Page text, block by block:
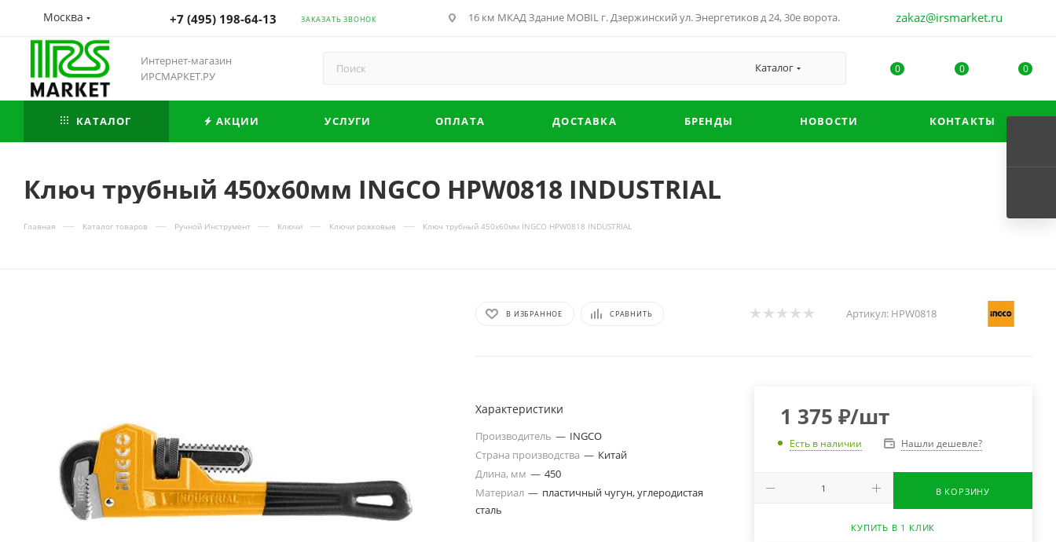
Москва +7 (495) 198-64-13 ЗАКАЗАТЬ ЗВОНОК 16 км МКАД Здание MOBIL г. Дзержинский ул. Энергетиков д 24, 30е ворота. zakaz@irsmarket.ru
Интернет-магазин
ИРСМАРКЕТ.РУ
Каталог 0 0 0
КАТАЛОГ АКЦИИ УСЛУГИ ОПЛАТА ДОСТАВКА БРЕНДЫ НОВОСТИ КОНТАКТЫ
Ключ трубный 450х60мм INGCO HPW0818 INDUSTRIAL
Главная — Каталог товаров — Ручной Инструмент — Ключи — Ключи рожковые — Ключ трубный 450х60мм INGCO HPW0818 INDUSTRIAL
В ИЗБРАННОЕ СРАВНИТЬ Артикул: HPW0818
Характеристики
Производитель — INGCO
Страна производства — Китай
Длина, мм — 450
Материал — пластичный чугун, углеродистая
сталь
1 375 ₽/шт
Есть в наличии Нашли дешевле?
В КОРЗИНУ
КУПИТЬ В 1 КЛИК